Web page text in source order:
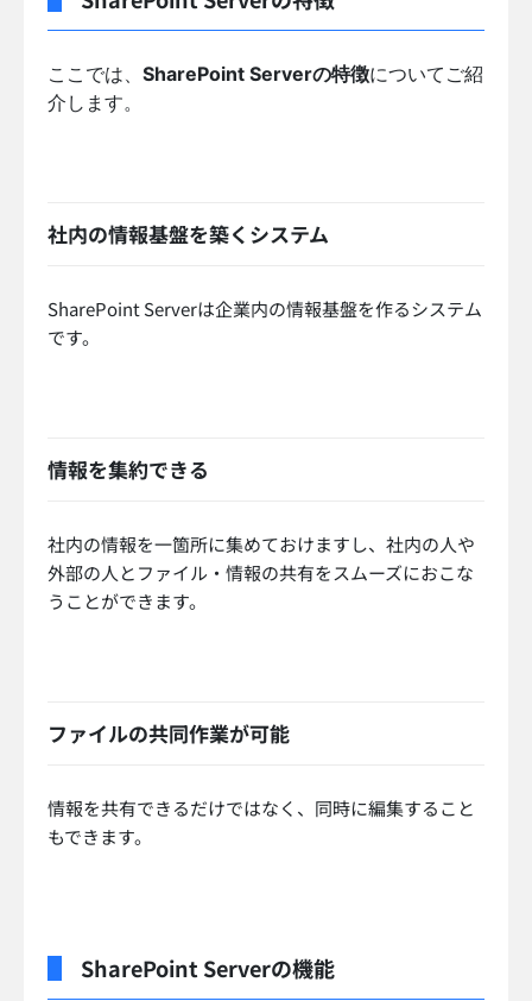
ここでは、 SharePoint Serverの特徴についてご紹
介します。
社内の情報基盤を築くシステム
SharePoint Serverは企業内の情報基盤を作るシステム
です。
情報を集約できる
社内の情報を一箇所に集めておけますし、社内の人や
外部の人とファイル・情報の共有をスムーズにおこな
うことができます。
ファイルの共同作業が可能
情報を共有できるだけではなく、同時に編集すること
もできます。
SharePoint Serverの機能